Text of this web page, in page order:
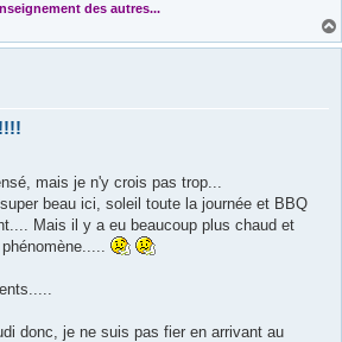
des autres...
mais je n'y crois pas trop...
beau ici, soleil toute la journée et BBQ
Mais il y a eu beaucoup plus chaud et
donc, je ne suis pas fier en arrivant au